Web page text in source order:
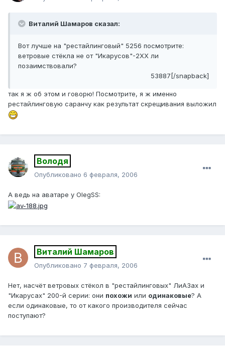
Виталий Шамаров сказал:
Вот лучше на "рестайлинговый" 5256 посмотрите:
ветровые стёкла не от "Икарусов"-2ХХ ли
позаимствовали?
53887[/snapback]
так я ж об этом и говорю! Посмотрите, я ж именно
рестайлинговую саранчу как результат скрещивания выложил
Володя
Опубликовано 6 февраля, 2006
А ведь на аватаре у OlegSS:
Виталий Шамаров
Опубликовано 7 февраля, 2006
Нет, насчёт ветровых стёкол в "рестайлинговых" ЛиАЗах и
"Икарусах" 200-й серии: они похожи или одинаковые? А
если одинаковые, то от какого производителя сейчас
поступают?